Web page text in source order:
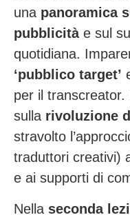
una panoramica
pubblicità e sul
quotidiana.
‘pubblico target’
per il transcreator.
sulla rivoluzione
stravolto
traduttori creativi)
e ai supporti di
Nella seconda